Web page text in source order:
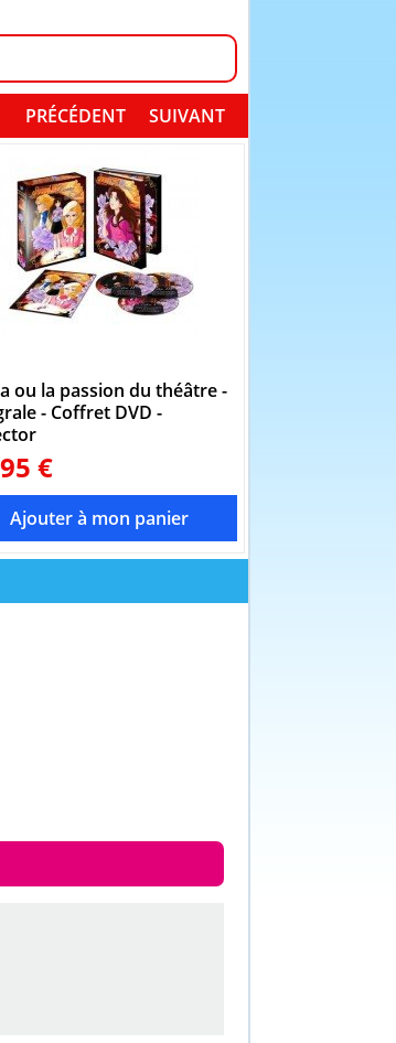
SUIVANT
PRÉCÉDENT
ou la passion du théâtre -
- Coffret DVD -
€